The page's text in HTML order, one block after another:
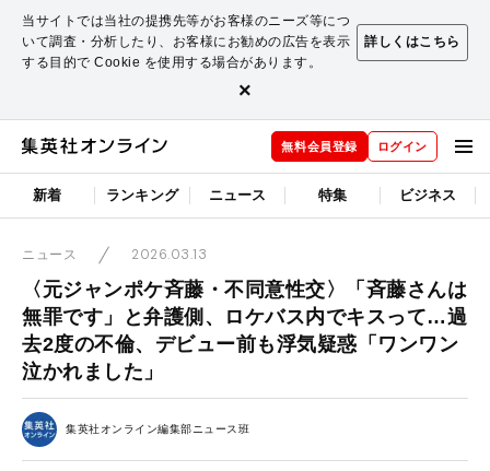
当サイトでは当社の提携先等がお客様のニーズ等につ
いて調査・分析したり、お客様にお勧めの広告を表示
する目的で Cookie を使用する場合があります。
詳しくはこちら
×
無料会員登録 ログイン
新着 ランキング ニュース 特集 ビジネス
ニュース 2026.03.13
〈元ジャンポケ斉藤・不同意性交〉「斉藤さんは
無罪です」と弁護側、ロケバス内でキスって…過
去2度の不倫、デビュー前も浮気疑惑「ワンワン
泣かれました」
集英社オンライン編集部ニュース班